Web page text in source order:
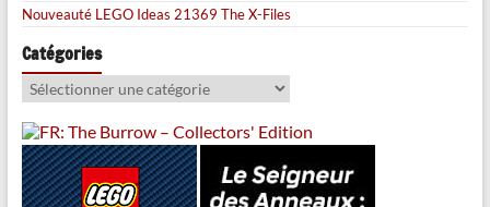
Nouveauté LEGO Ideas 21369 The X-Files
Catégories
Catégories